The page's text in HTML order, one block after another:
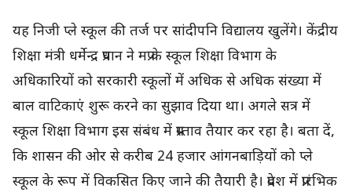
यह निजी प्ले स्कूल की तर्ज पर सांदीपनि विद्यालय खुलेंगे। केंद्रीय
शिक्षा मंत्री धर्मेन्द्र प्रधान ने मप्र के स्कूल शिक्षा विभाग के
अधिकारियों को सरकारी स्कूलों में अधिक से अधिक संख्या में
बाल वाटिकाएं शुरू करने का सुझाव दिया था। अगले सत्र में
स्कूल शिक्षा विभाग इस संबंध में प्रस्ताव तैयार कर रहा है। बता दें,
कि शासन की ओर से करीब 24 हजार आंगनबाड़ियों को प्ले
स्कूल के रूप में विकसित किए जाने की तैयारी है। प्रदेश में प्रारंभिक